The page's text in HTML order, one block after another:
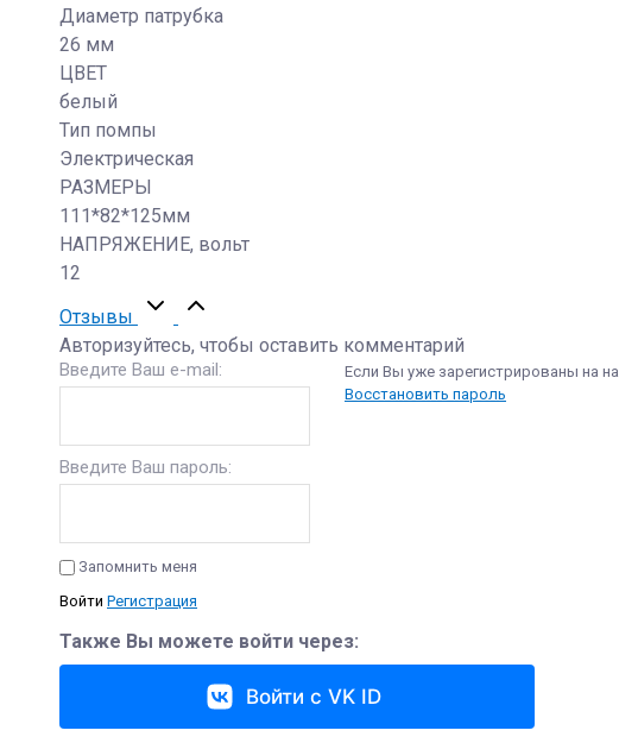
Диаметр патрубка
26 мм
ЦВЕТ
белый
Тип помпы
Электрическая
РАЗМЕРЫ
111*82*125мм
НАПРЯЖЕНИЕ, вольт
12
Отзывы
Авторизуйтесь, чтобы оставить комментарий
Введите Ваш e-mail:
Введите Ваш пароль:
Запомнить меня
Войти Регистрация
Если Вы уже зарегистрированы на
Восстановить пароль
Также Вы можете войти через:
Войти с VK ID